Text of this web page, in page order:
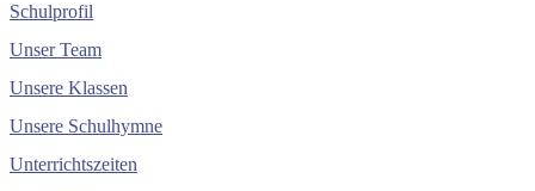
Schulprofil
Unser Team
Unsere Klassen
Unsere Schulhymne
Unterrichtszeiten